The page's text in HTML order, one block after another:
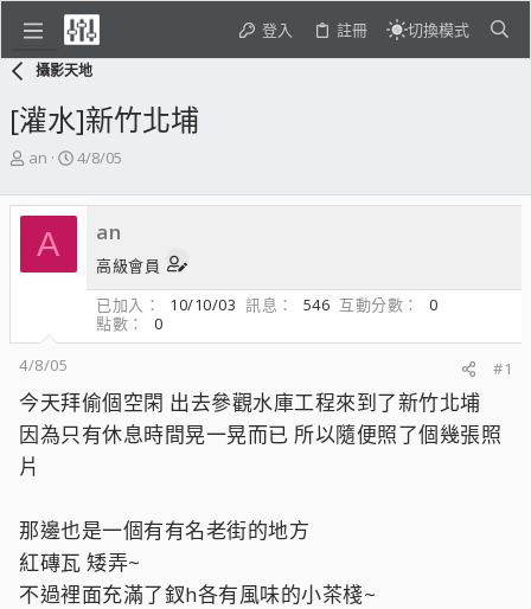
登入 註冊 切換模式
攝影天地
[灌水]新竹北埔
主
發
人
an
開
日
4/8/05
A an
高級會員
已加入
10/10/03 訊息 546 互動分數
0
點數
0
4/8/05
#1
今天拜偷個空閑 出去參觀水庫工程來到了新竹北埔
因為只有休息時間晃一晃而已 所以隨便照了個幾張照
片
那邊也是一個有有名老街的地方
紅磚瓦 矮弄~
不過裡面充滿了釵h各有風味的小茶棧~